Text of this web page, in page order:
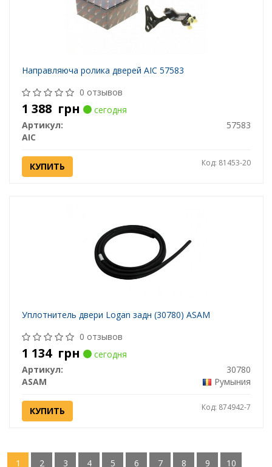
Направляюча ролика дверей AIC 57583
0 отзывов
1 388 грн
сегодня
Артикул:
57583
AIC
КУПИТЬ Код: 81453-20
Уплотнитель двери Logan задн (30780) ASAM
0 отзывов
1 134 грн
сегодня
Артикул:
30780
ASAM
Румыния
КУПИТЬ Код: 874942-7
1 2 3 4 5 6 7 8 9 10